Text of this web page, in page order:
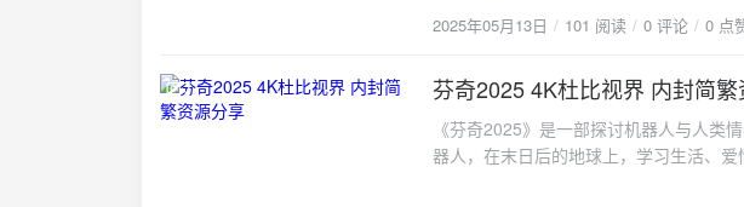
和肢体语言，传达了剧本字面之外的情
体验Friday版本的技术制作保持了高标
彩，没有出现生硬的直译问题。剧集的
松幽默的瞬间，这种平衡使得观看过程
情节处起到了很好的烘托作用。{anote
了戏剧性。嘉盈带着几分试探和几分期许
精灵。第二个愿望则展现了两人关系的
愿望的过程充满了波折，但也让两人之
丝柔软。冲突中的情感升温随着愿望的
太。陈府有老规矩，姨太太们傍晚时分要
群》。这部电影不仅在艺术上取得了巨
和人性的复杂。主演介绍巩俐巩俐在《
品。巩俐凭借其出色的演技，将颂莲的
2025年05月13日 101 阅读 0 评论 0 点
2025-05-09
芬奇2025 4K杜比视界 内封简
《芬奇2025》是一部探讨机器人与人类
器人，在末日后的地球上，学习生活、